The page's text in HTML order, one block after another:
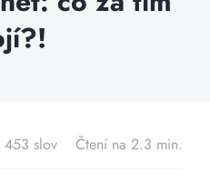
internetu
Blog
453 slov Čtení na 2.3 min.